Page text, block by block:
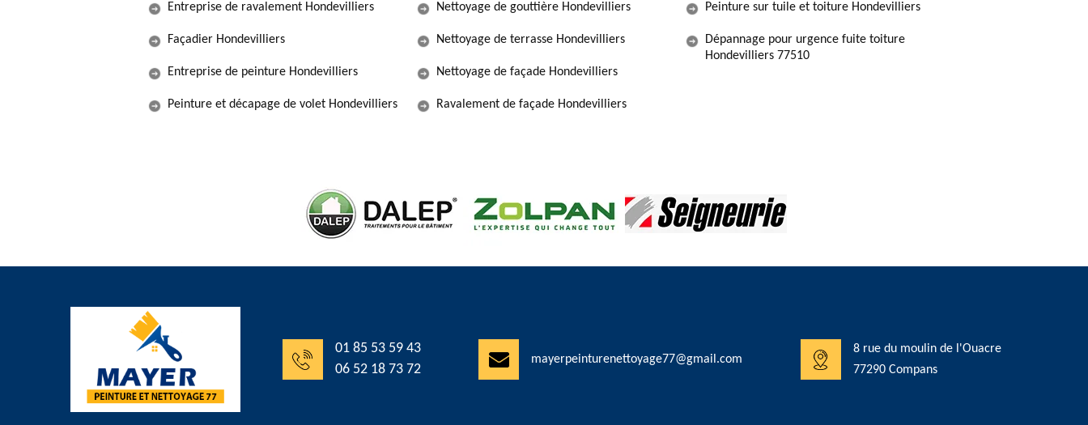
Entreprise de ravalement Hondevilliers
Façadier Hondevilliers
Entreprise de peinture Hondevilliers
Peinture et décapage de volet Hondevilliers
Nettoyage de gouttière Hondevilliers
Nettoyage de terrasse Hondevilliers
Nettoyage de façade Hondevilliers
Ravalement de façade Hondevilliers
Peinture sur tuile et toiture Hondevilliers
Dépannage pour urgence fuite toiture
Hondevilliers 77510
01 85 53 59 43
06 52 18 73 72
mayerpeinturenettoyage77@gmail.com
8 rue du moulin de l'Ouacre
77290 Compans